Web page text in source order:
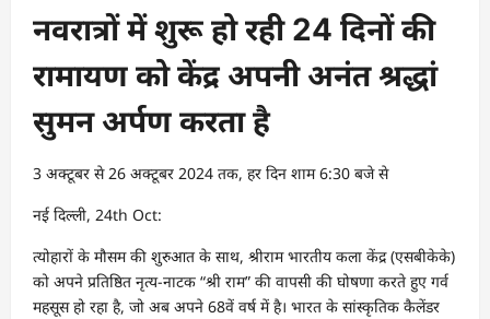
नवरात्रों में शुरू हो रही 24 दिनों की
रामायण को केंद्र अपनी अनंत श्रद्धां
सुमन अर्पण करता है
3 अक्टूबर से 26 अक्टूबर 2024 तक, हर दिन शाम 6:30 बजे से
नई दिल्ली, 24th Oct:
त्योहारों के मौसम की शुरुआत के साथ, श्रीराम भारतीय कला केंद्र (एसबीकेके)
को अपने प्रतिष्ठित नृत्य-नाटक “श्री राम” की वापसी की घोषणा करते हुए गर्व
महसूस हो रहा है, जो अब अपने 68वें वर्ष में है। भारत के सांस्कृतिक कैलेंडर